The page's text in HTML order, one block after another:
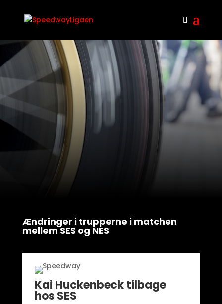
Ændringer i trupperne i matchen
mellem SES og NES
Kai Huckenbeck tilbage
hos SES